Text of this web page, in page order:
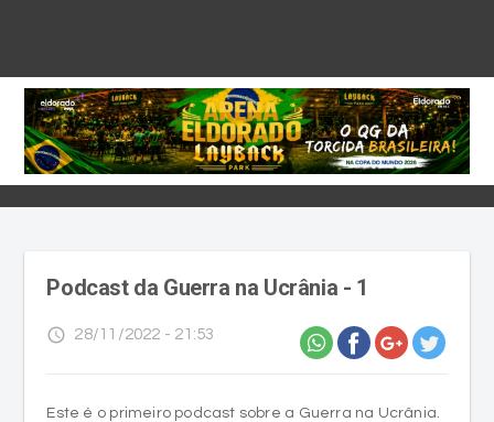
Podcast da Guerra na Ucrânia - 1
access_time 28/11/2022 - 21:53
Este é o primeiro podcast sobre a Guerra na Ucrânia.